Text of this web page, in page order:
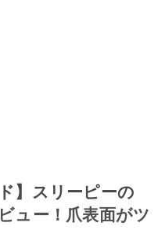
】スリーピーの
ュー！爪表面がツ